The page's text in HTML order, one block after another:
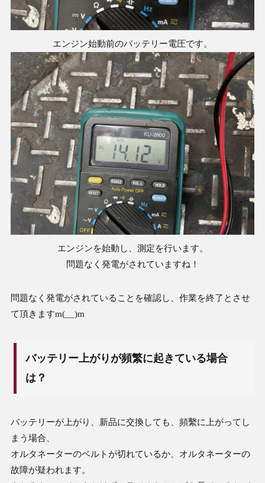
エンジン始動前のバッテリー電圧です。
エンジンを始動し、測定を行います。
問題なく発電がされていますね！
問題なく発電がされていることを確認し、作業を終了とさせ
て頂きますm(__)m
バッテリー上がりが頻繁に起きている場合
は？
バッテリーが上がり、新品に交換しても、頻繫に上がってし
まう場合、
オルタネーターのベルトが切れているか、オルタネーターの
故障が疑われます。